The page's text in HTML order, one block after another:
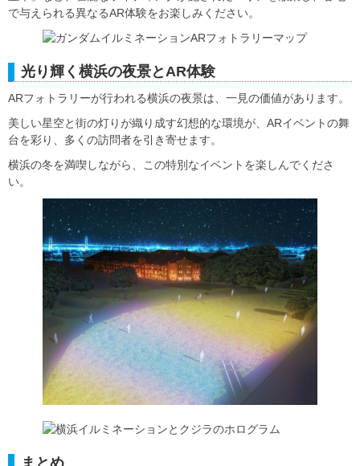
で与えられる異なるAR体験をお楽しみください。
光り輝く横浜の夜景とAR体験
ARフォトラリーが行われる横浜の夜景は、一見の価値があります。
美しい星空と街の灯りが織り成す幻想的な環境が、ARイベントの舞
台を彩り、多くの訪問者を引き寄せます。
横浜の冬を満喫しながら、この特別なイベントを楽しんでくださ
い。